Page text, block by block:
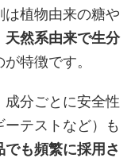
は植物由来の糖や
天然系由来で生分
特徴です。
成分ごとに安全性
テストなど）も
も頻繁に採用さ